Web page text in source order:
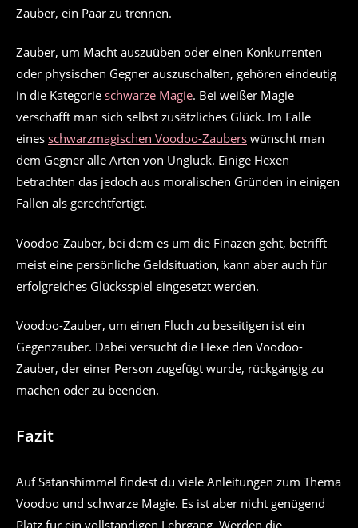
Zauber, ein Paar zu trennen.
Zauber, um Macht auszuüben oder einen Konkurrenten
oder physischen Gegner auszuschalten, gehören eindeutig
in die Kategorie schwarze Magie. Bei weißer Magie
verschafft man sich selbst zusätzliches Glück. Im Falle
eines schwarzmagischen Voodoo-Zaubers wünscht man
dem Gegner alle Arten von Unglück. Einige Hexen
betrachten das jedoch aus moralischen Gründen in einigen
Fällen als gerechtfertigt.
Voodoo-Zauber, bei dem es um die Finazen geht, betrifft
meist eine persönliche Geldsituation, kann aber auch für
erfolgreiches Glücksspiel eingesetzt werden.
Voodoo-Zauber, um einen Fluch zu beseitigen ist ein
Gegenzauber. Dabei versucht die Hexe den Voodoo-
Zauber, der einer Person zugefügt wurde, rückgängig zu
machen oder zu beenden.
Fazit
Auf Satanshimmel findest du viele Anleitungen zum Thema
Voodoo und schwarze Magie. Es ist aber nicht genügend
Platz für ein vollständigen Lehrgang. Werden die